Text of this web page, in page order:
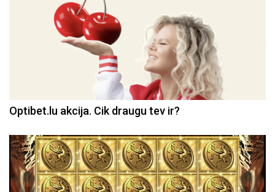
Optibet.lu akcija. Cik draugu tev ir?